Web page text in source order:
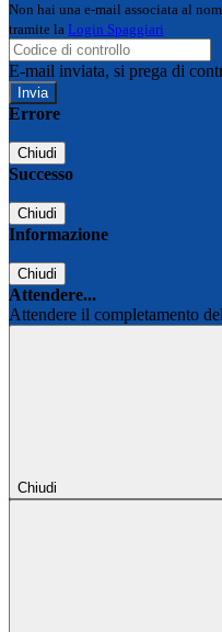
Non hai una e-mail associata al
tramite la Login Spaggiari
E-mail inviata, si prega di
Errore
Chiudi
Successo
Chiudi
Informazione
Chiudi
Attendere...
Attendere il completamento
Chiudi